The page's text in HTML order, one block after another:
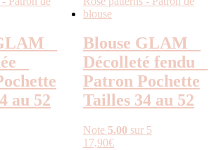
_
_
au 52
Blouse GLAM _
Décolleté fendu _
Patron Pochette
Tailles 34 au 52
Note 5.00sur 5
17,90€